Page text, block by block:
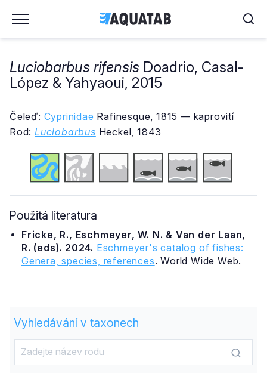
Luciobarbus rifensis Doadrio, Casal-
López & Yahyaoui, 2015
Čeleď: Cyprinidae Rafinesque, 1815 — kaprovití
Rod: Luciobarbus Heckel, 1843
Použitá literatura
Fricke, R., Eschmeyer, W. N. & Van der Laan,
R. (eds). 2024. Eschmeyer's catalog of fishes:
Genera, species, references. World Wide Web.
Vyhledávání v taxonech